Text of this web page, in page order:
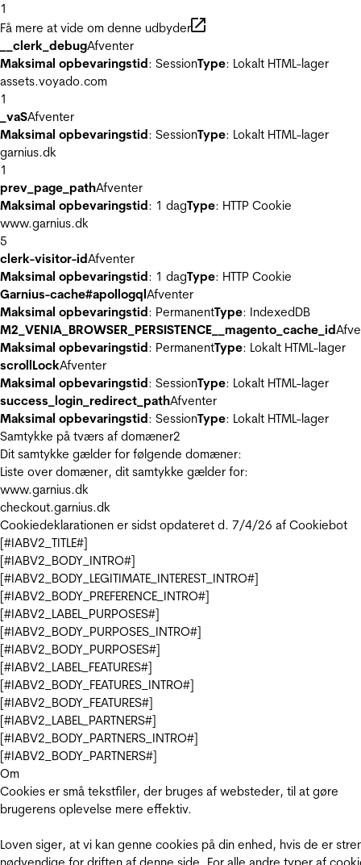
1
Få mere at vide om denne udbyder
__clerk_debugAfventer
Maksimal opbevaringstid: SessionType: Lokalt HTML-lager
assets.voyado.com
1
_vaSAfventer
Maksimal opbevaringstid: SessionType: Lokalt HTML-lager
garnius.dk
1
prev_page_pathAfventer
Maksimal opbevaringstid: 1 dagType: HTTP Cookie
www.garnius.dk
5
clerk-visitor-idAfventer
Maksimal opbevaringstid: 1 dagType: HTTP Cookie
Garnius-cache#apollogqlAfventer
Maksimal opbevaringstid: PermanentType: IndexedDB
M2_VENIA_BROWSER_PERSISTENCE__magento_cache_id
Maksimal opbevaringstid: PermanentType: Lokalt HTML-lager
scrollLockAfventer
Maksimal opbevaringstid: SessionType: Lokalt HTML-lager
success_login_redirect_pathAfventer
Maksimal opbevaringstid: SessionType: Lokalt HTML-lager
Samtykke på tværs af domæner2
Dit samtykke gælder for følgende domæner:
Liste over domæner, dit samtykke gælder for:
www.garnius.dk
checkout.garnius.dk
Cookiedeklarationen er sidst opdateret d. 7/4/26 af Cookiebot
[#IABV2_TITLE#]
[#IABV2_BODY_INTRO#]
[#IABV2_BODY_LEGITIMATE_INTEREST_INTRO#]
[#IABV2_BODY_PREFERENCE_INTRO#]
[#IABV2_LABEL_PURPOSES#]
[#IABV2_BODY_PURPOSES_INTRO#]
[#IABV2_BODY_PURPOSES#]
[#IABV2_LABEL_FEATURES#]
[#IABV2_BODY_FEATURES_INTRO#]
[#IABV2_BODY_FEATURES#]
[#IABV2_LABEL_PARTNERS#]
[#IABV2_BODY_PARTNERS_INTRO#]
[#IABV2_BODY_PARTNERS#]
Om
Cookies er små tekstfiler, der bruges af websteder, til at gøre
brugerens oplevelse mere effektiv.
Loven siger, at vi kan genne cookies på din enhed, hvis de er